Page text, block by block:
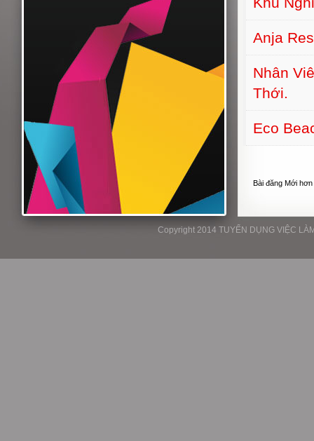
Anja
Nhân
Thới.
Eco
Bài đăng Mới hơn
Copyright 2014 TUYỂN DỤNG VIỆC